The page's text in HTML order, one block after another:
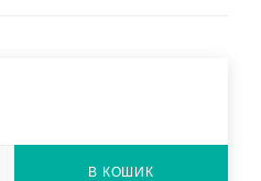
В КОШИК